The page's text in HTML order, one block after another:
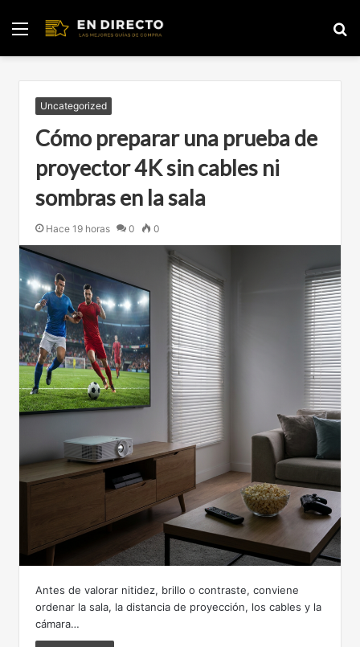
Menú
Uncategorized
Cómo preparar una prueba de
proyector 4K sin cables ni
sombras en la sala
Hace 19 horas 0 0
Antes de valorar nitidez, brillo o contraste, conviene
ordenar la sala, la distancia de proyección, los cables y la
cámara…